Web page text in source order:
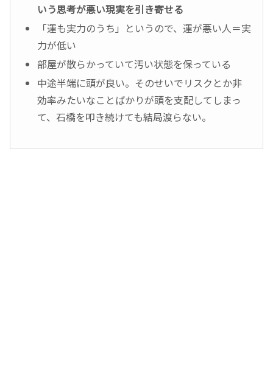
いう思考が悪い現実を引き寄せる
「運も実力のうち」というので、運が悪い人＝実
力が低い
部屋が散らかっていて汚い状態を保っている
中途半端に頭が良い。そのせいでリスクとか非
効率みたいなことばかりが頭を支配してしまっ
て、石橋を叩き続けても結局渡らない。